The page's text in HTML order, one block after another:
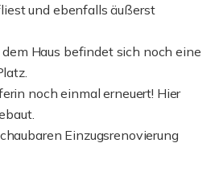
und ebenfalls äußerst
Haus befindet sich noch eine
noch einmal erneuert! Hier
Einzugsrenovierung